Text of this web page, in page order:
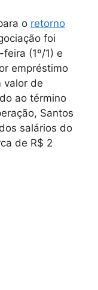
o retorno
foi
(1º/1) e
empréstimo
valor de
ao término
Santos
salários do
de R$ 2